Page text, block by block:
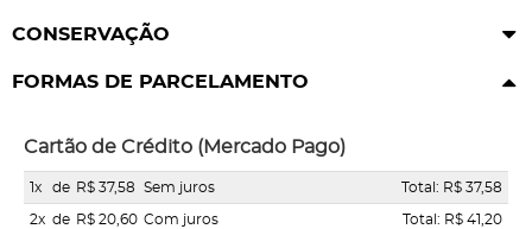
CONSERVAÇÃO
FORMAS DE PARCELAMENTO
Cartão de Crédito (Mercado Pago)
1x de R$ 37,58 Sem juros Total: R$ 37,58
2x de R$ 20,60 Com juros Total: R$ 41,20